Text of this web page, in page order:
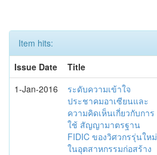
Item hits:
Issue Date
Title
1-Jan-2016
ระดับความเข้าใจ
ประชาคมอาเซียนและ
ความคิดเห็นเกี่ยวกับการ
ใช้ สัญญามาตรฐาน
FIDIC ของวิศวกรรุ่นใหม่
ในอุตสาหกรรมก่อสร้าง